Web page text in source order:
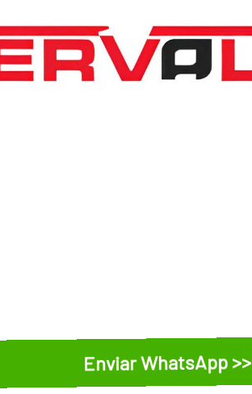
Enviar WhatsApp >>